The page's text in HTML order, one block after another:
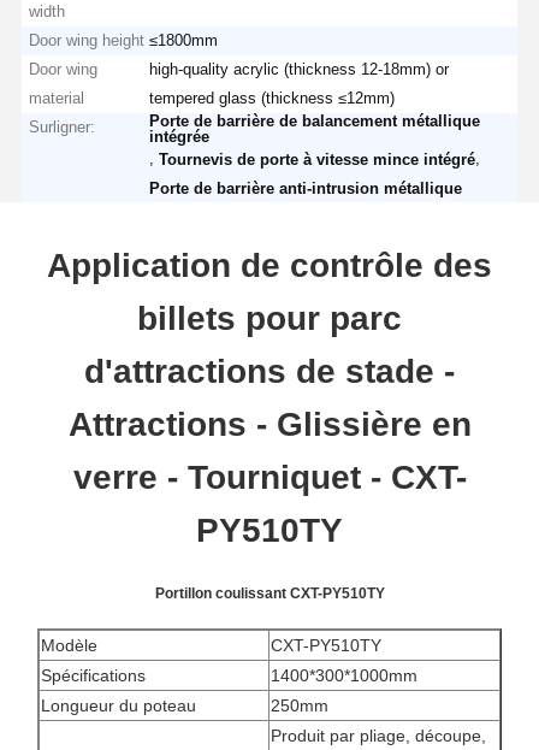
width
Door wing height ≤1800mm
Door wing
material
high-quality acrylic (thickness 12-18mm) or
tempered glass (thickness ≤12mm)
Surligner:
Porte de barrière de balancement métallique
intégrée
,Tournevis de porte à vitesse mince intégré
Porte de barrière anti-intrusion métallique
Application de contrôle des
billets pour parc
d'attractions de stade -
Attractions - Glissière en
verre - Tourniquet - CXT-
PY510TY
Portillon coulissant CXT-PY510TY
Modèle
CXT-PY510TY
Spécifications
1400*300*1000mm
Longueur du poteau
250mm
Produit par pliage, découpe,